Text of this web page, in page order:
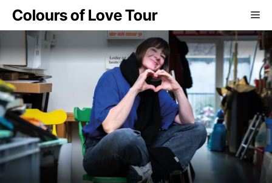
Zum
Inhalt
springen
Colours of Love Tour